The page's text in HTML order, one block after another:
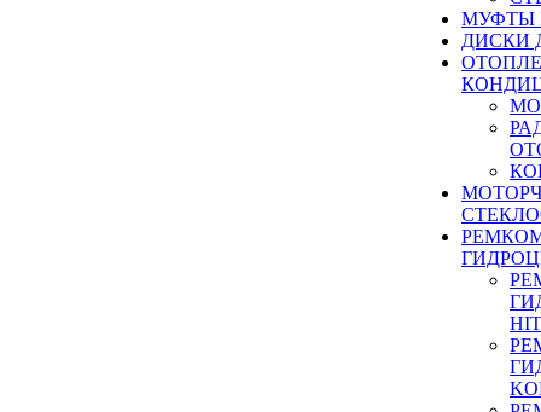
МУФТЫ
ДИСКИ